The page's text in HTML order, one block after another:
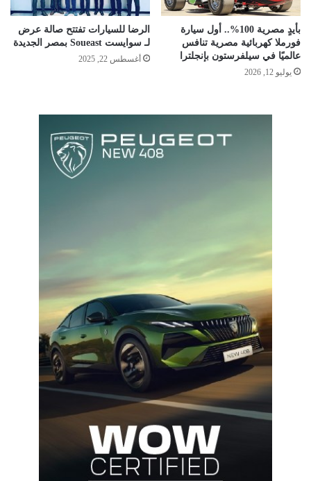
بأيدٍ مصرية 100%.. أول سيارة
فورملا كهربائية مصرية تنافس
عالميًا في سيلفرستون بإنجلترا
يوليو 12, 2026
الرضا للسيارات تفتتح صالة عرض
لـ سوايست Soueast بمصر الجديدة
أغسطس 22, 2025